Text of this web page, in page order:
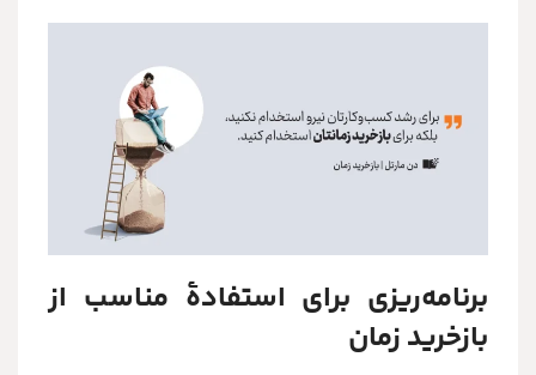
برنامه‌ریزی برای استفادۀ مناسب از
بازخرید زمان